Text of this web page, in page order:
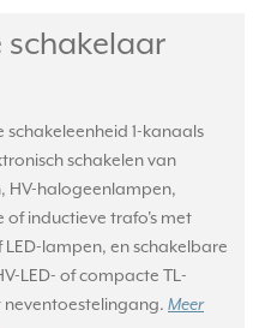
schakelaar
schakeleenheid 1-kanaals
schakelen van
HV-halogeenlampen,
of inductieve trafo's met
lampen, en schakelbare
LED- of compacte TL-
neventoestelingang. Meer